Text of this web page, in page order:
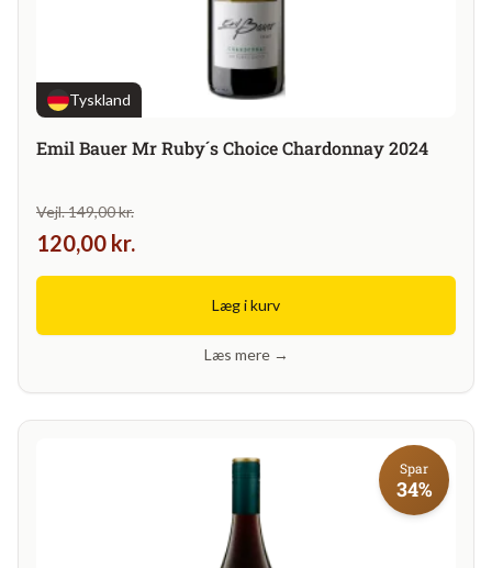
Tyskland
Emil Bauer Mr Ruby´s Choice Chardonnay 2024
Vejl. 149,00 kr.
120,00 kr.
Læg i kurv
Læs mere →
Spar
34%